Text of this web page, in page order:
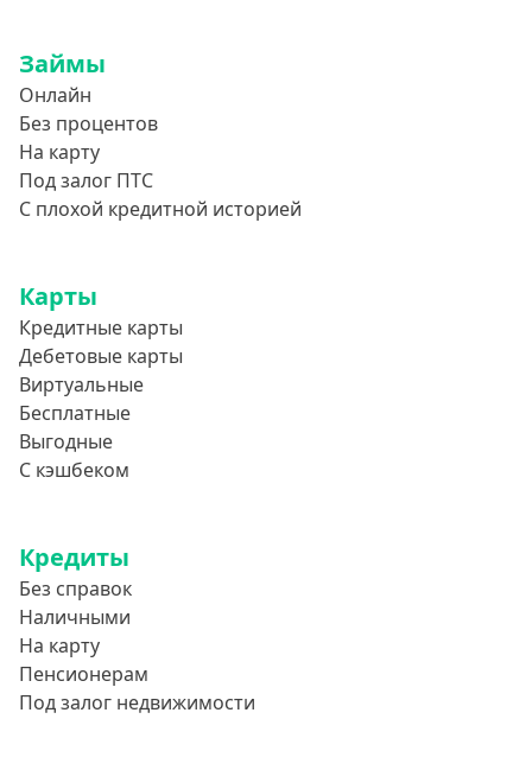
Займы
Онлайн
Без процентов
На карту
Под залог ПТС
С плохой кредитной историей
Карты
Кредитные карты
Дебетовые карты
Виртуальные
Бесплатные
Выгодные
С кэшбеком
Кредиты
Без справок
Наличными
На карту
Пенсионерам
Под залог недвижимости